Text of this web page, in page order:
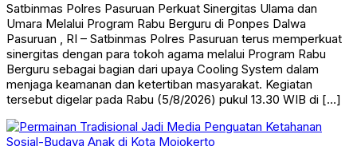
Satbinmas Polres Pasuruan Perkuat Sinergitas Ulama dan
Umara Melalui Program Rabu Berguru di Ponpes Dalwa
Pasuruan , RI – Satbinmas Polres Pasuruan terus memperkuat
sinergitas dengan para tokoh agama melalui Program Rabu
Berguru sebagai bagian dari upaya Cooling System dalam
menjaga keamanan dan ketertiban masyarakat. Kegiatan
tersebut digelar pada Rabu (5/8/2026) pukul 13.30 WIB di […]